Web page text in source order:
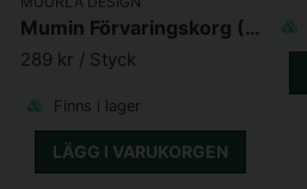
Mumin Förvaringskorg (17l Flower Field)
289 kr / Styck
Finns i lager
LÄGG I VARUKORGEN